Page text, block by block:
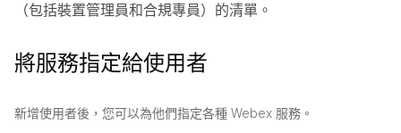
（包括裝置管理員和合規專員）的清單。
將服務指定給使用者
新增使用者後，您可以為他們指定各種 Webex 服務。